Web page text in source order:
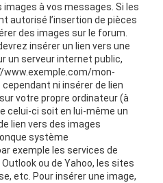
images à vos messages. Si les
autorisé l’insertion de pièces
des images sur le forum.
insérer un lien vers une
un serveur internet public,
mon-
ni insérer de lien
votre propre ordinateur (à
celui-ci soit en lui-même un
lien vers des images
système
exemple les services de
ou de Yahoo, les sites
etc. Pour insérer une image,